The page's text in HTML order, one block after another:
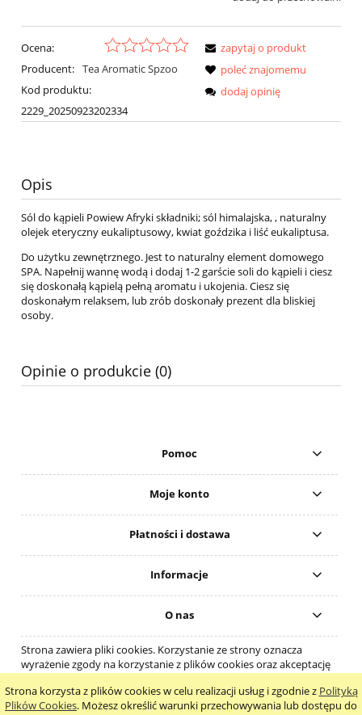
Strona korzysta z plików cookies w celu realizacji usług i zgodnie z Polityką
Plików Cookies. Możesz określić warunki przechowywania lub dostępu do
Ocena:
Producent: Tea Aromatic Spzoo
Kod produktu:
2229_20250923202334
zapytaj o produkt
poleć znajomemu
dodaj opinię
Opis
Sól do kąpieli Powiew Afryki składniki; sól himalajska, , naturalny
olejek eteryczny eukaliptusowy, kwiat goździka i liść eukaliptusa.
Do użytku zewnętrznego. Jest to naturalny element domowego
SPA. Napełnij wannę wodą i dodaj 1-2 garście soli do kąpieli i ciesz
się doskonałą kąpielą pełną aromatu i ukojenia. Ciesz się
doskonałym relaksem, lub zrób doskonały prezent dla bliskiej
osoby.
Opinie o produkcie (0)
Pomoc
Moje konto
Płatności i dostawa
Informacje
O nas
Strona zawiera pliki cookies. Korzystanie ze strony oznacza
wyrażenie zgody na korzystanie z plików cookies oraz akceptację
pokaż pełną wersję strony